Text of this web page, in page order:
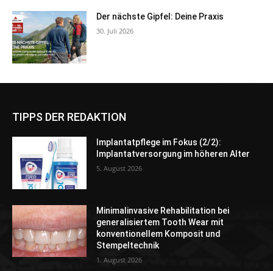
Der nächste Gipfel: Deine Praxis
30. Juli 2026
TIPPS DER REDAKTION
Implantatpflege im Fokus (2/2):
Implantatversorgung im höheren Alter
5. August 2026
Minimalinvasive Rehabilitation bei
generalisiertem Tooth Wear mit
konventionellem Komposit und
Stempeltechnik
1. August 2026